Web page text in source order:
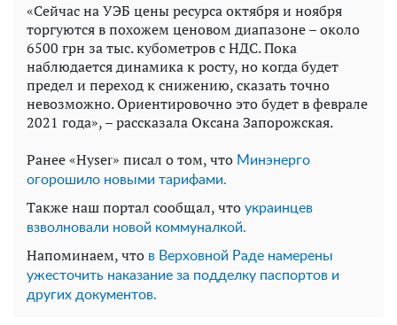
«Сейчас на УЭБ цены ресурса октября и ноября
торгуются в похожем ценовом диапазоне – около
6500 грн за тыс. кубометров с НДС. Пока
наблюдается динамика к росту, но когда будет
предел и переход к снижению, сказать точно
невозможно. Ориентировочно это будет в феврале
2021 года», – рассказала Оксана Запорожская.
Ранее «Hyser» писал о том, что Минэнерго
огорошило новыми тарифами.
Также наш портал сообщал, что украинцев
взволновали новой коммуналкой.
Напоминаем, что в Верховной Раде намерены
ужесточить наказание за подделку паспортов и
других документов.